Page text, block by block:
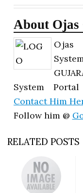
About
Ojas
System
Contact Him
Follow him @
RELATED POSTS